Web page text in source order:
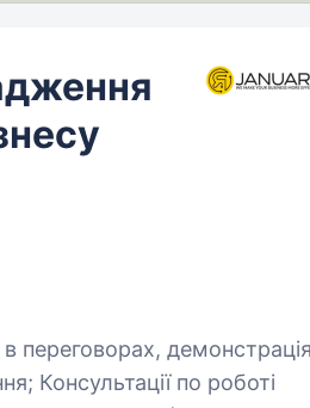
Консультації по роботі